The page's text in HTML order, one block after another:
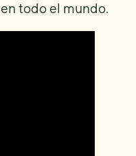
todo el mundo.